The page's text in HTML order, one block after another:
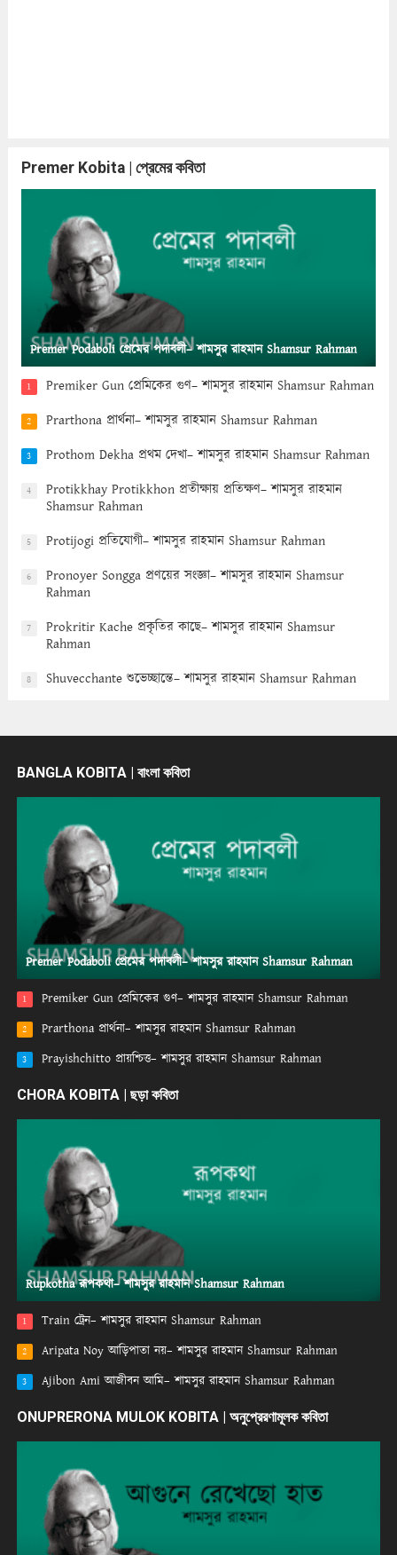
Premer Kobita | প্রেমের কবিতা
Premer Podaboli প্রেমের পদাবলী– শামসুর রাহমান Shamsur Rahman
1 Premiker Gun প্রেমিকের গুণ– শামসুর রাহমান Shamsur Rahman
2 Prarthona প্রার্থনা– শামসুর রাহমান Shamsur Rahman
3 Prothom Dekha প্রথম দেখা– শামসুর রাহমান Shamsur Rahman
4
Protikkhay Protikkhon প্রতীক্ষায় প্রতিক্ষণ– শামসুর রাহমান
Shamsur Rahman
5 Protijogi প্রতিযোগী– শামসুর রাহমান Shamsur Rahman
6
Pronoyer Songga প্রণয়ের সংজ্ঞা– শামসুর রাহমান Shamsur
Rahman
7
Prokritir Kache প্রকৃতির কাছে– শামসুর রাহমান Shamsur
Rahman
8 Shuvecchante শুভেচ্ছান্তে– শামসুর রাহমান Shamsur Rahman
BANGLA KOBITA | বাংলা কবিতা
Premer Podaboli প্রেমের পদাবলী– শামসুর রাহমান Shamsur Rahman
1 Premiker Gun প্রেমিকের গুণ– শামসুর রাহমান Shamsur Rahman
2 Prarthona প্রার্থনা– শামসুর রাহমান Shamsur Rahman
3 Prayishchitto প্রায়শ্চিত্ত– শামসুর রাহমান Shamsur Rahman
CHORA KOBITA | ছড়া কবিতা
Rupkotha রূপকথা– শামসুর রাহমান Shamsur Rahman
1 Train ট্রেন– শামসুর রাহমান Shamsur Rahman
2 Aripata Noy আড়িপাতা নয়– শামসুর রাহমান Shamsur Rahman
3 Ajibon Ami আজীবন আমি– শামসুর রাহমান Shamsur Rahman
ONUPRERONA MULOK KOBITA | অনুপ্রেরণামূলক কবিতা